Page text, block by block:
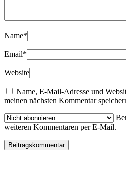
Name*
Email*
Website
Name, E-Mail-Adresse und
meinen nächsten Kommentar
weiteren Kommentaren per E-Mail.